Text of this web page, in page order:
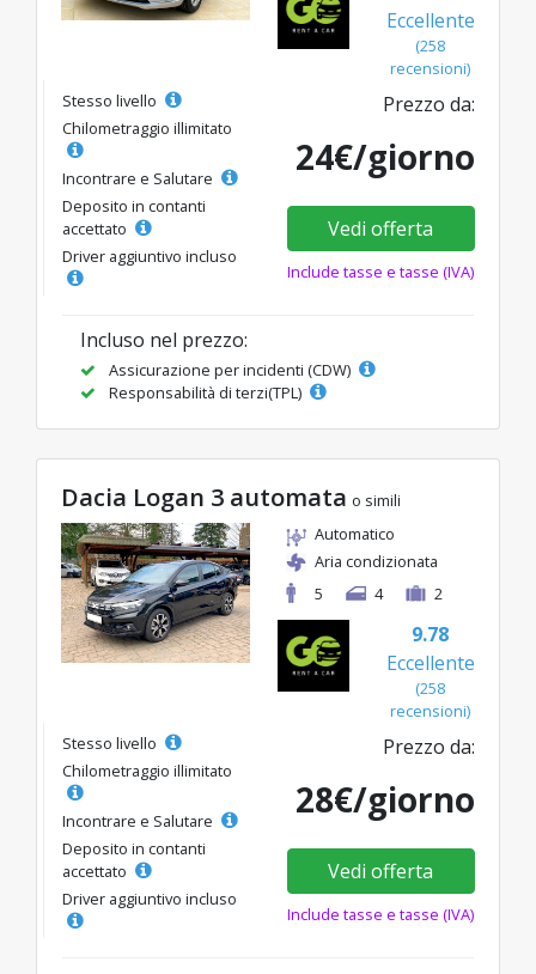
Eccellente
(258
recensioni)
Stesso livello
Chilometraggio illimitato
Incontrare e Salutare
Deposito in contanti
accettato
Driver aggiuntivo incluso
Prezzo da:
24€/giorno
Vedi offerta
Include tasse e tasse (IVA)
Incluso nel prezzo:
Assicurazione per incidenti (CDW)
Responsabilità di terzi(TPL)
Dacia Logan 3 automata o simili
Automatico
Aria condizionata
5
4 2
9.78
Eccellente
(258
recensioni)
Stesso livello
Chilometraggio illimitato
Incontrare e Salutare
Deposito in contanti
accettato
Driver aggiuntivo incluso
Prezzo da:
28€/giorno
Vedi offerta
Include tasse e tasse (IVA)